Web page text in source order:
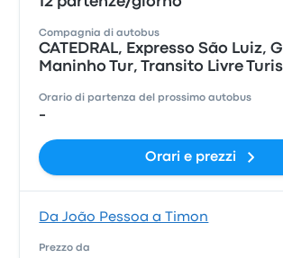
Compagnia di autobus
CATEDRAL, Expresso São Luiz,
Maninho Tur, Transito Livre
Orario di partenza del prossimo autobus
-
Orari e prezzi
Da João Pessoa a Timon
Prezzo da